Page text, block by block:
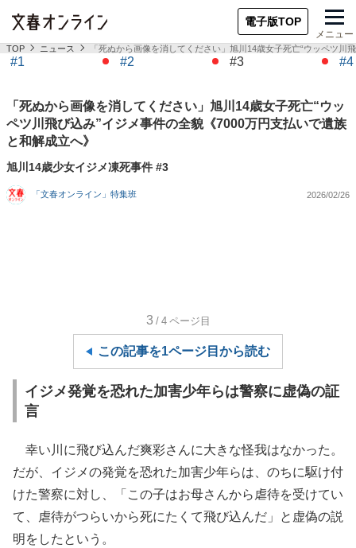
電子版TOP
メニュー
TOP ニュース 「死ぬから画像を消してください」旭川14歳女子死亡“ウッペツ
#1 #2 #3 #4
「死ぬから画像を消してください」旭川14歳女子死亡“ウッ
ペツ川飛び込み”イジメ事件の全貌《7000万円支払いで遺族
と和解成立へ》
旭川14歳少女イジメ凍死事件 #3
「文春オンライン」特集班 2026/02/26
3 /4 ページ目
この記事を1ページ目から読む
イジメ発覚を恐れた加害少年らは警察に虚偽の証
言
幸い川に飛び込んだ爽彩さんに大きな怪我はなかった。
だが、イジメの発覚を恐れた加害少年らは、のちに駆け付
けた警察に対し、「この子はお母さんから虐待を受けてい
て、虐待がつらいから死にたくて飛び込んだ」と虚偽の説
明をしたという。